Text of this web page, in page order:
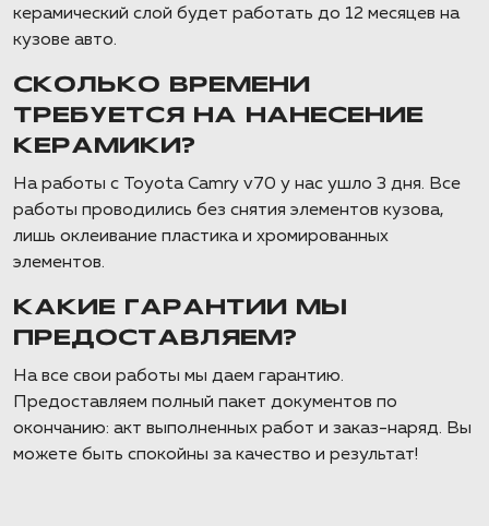
керамический слой будет работать до 12 месяцев на
кузове авто.
СКОЛЬКО ВРЕМЕНИ
ТРЕБУЕТСЯ НА НАНЕСЕНИЕ
КЕРАМИКИ?
На работы с Toyota Camry v70 у нас ушло 3 дня. Все
работы проводились без снятия элементов кузова,
лишь оклеивание пластика и хромированных
элементов.
КАКИЕ ГАРАНТИИ МЫ
ПРЕДОСТАВЛЯЕМ?
На все свои работы мы даем гарантию.
Предоставляем полный пакет документов по
окончанию: акт выполненных работ и заказ-наряд. Вы
можете быть спокойны за качество и результат!